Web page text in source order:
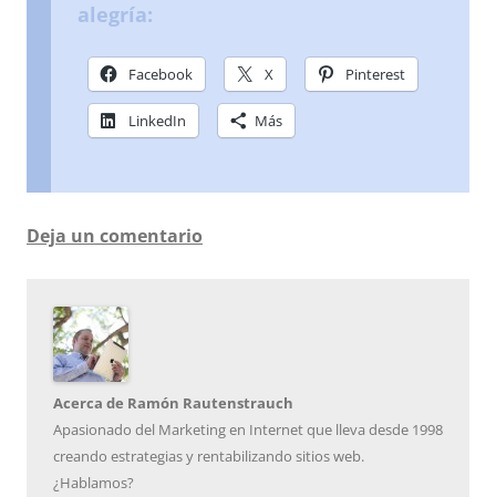
alegría:
Facebook X Pinterest
LinkedIn Más
Deja un comentario
Acerca de Ramón Rautenstrauch
Apasionado del Marketing en Internet que lleva desde 1998
creando estrategias y rentabilizando sitios web.
¿Hablamos?